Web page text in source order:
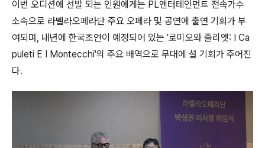
이번 오디션에 선발 되는 인원에게는 PL엔터테인먼트 전속가수
소속으로 라벨라오페라단 주요 오페라 및 공연에 출연 기회가 부
여되며, 내년에 한국초연이 예정되어 있는 '로미오와 줄리엣: I Ca
puleti E I Montecchi'의 주요 배역으로 무대에 설 기회가 주어진
다.